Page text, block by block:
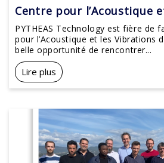
Centre pour l’Acoustique
PYTHEAS Technology est fière de
pour l’Acoustique et les Vibrations
belle opportunité de rencontrer...
Lire plus